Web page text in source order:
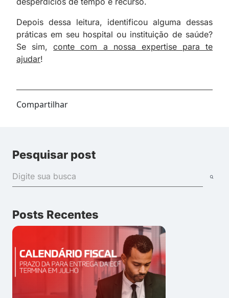
Depois dessa leitura, identificou alguma dessas
práticas em seu hospital ou instituição de saúde?
Se sim,conte com a nossa expertise para te
ajudar!
Compartilhar
Pesquisar post
Posts Recentes